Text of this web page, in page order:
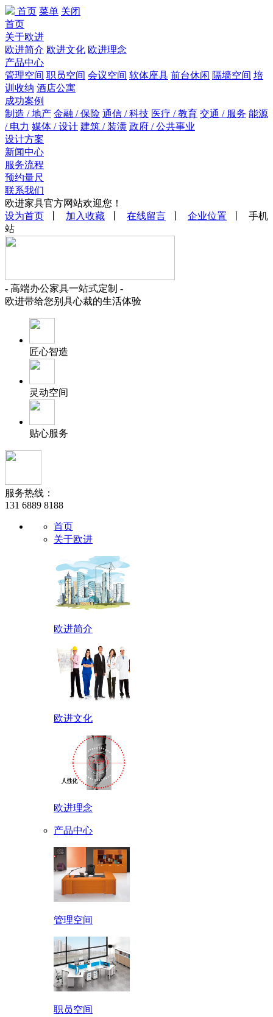
首页 菜单 关闭
首页
关于欧进
欧进简介 欧进文化 欧进理念
产品中心
管理空间 职员空间 会议空间 软体座具 前台休闲 隔墙空间 培
训收纳 酒店公寓
成功案例
制造 / 地产 金融 / 保险 通信 / 科技 医疗 / 教育 交通 / 服务 能源
/ 电力 媒体 / 设计 建筑 / 装潢 政府 / 公共事业
设计方案
新闻中心
服务流程
预约量尺
联系我们
欧进家具官方网站欢迎您！
设为首页
加入收藏 在线留言 企业位置 丨 手机
站
- 高端办公家具一站式定制 -
欧进带给您别具心裁的生活体验
匠心智造
灵动空间
贴心服务
服务热线：
131 6889 8188
首页
关于欧进
欧进简介
欧进文化
欧进理念
产品中心
管理空间
职员空间